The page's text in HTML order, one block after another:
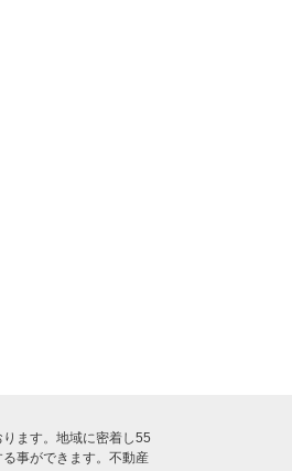
ます。地域に密着し55
事ができます。不動産